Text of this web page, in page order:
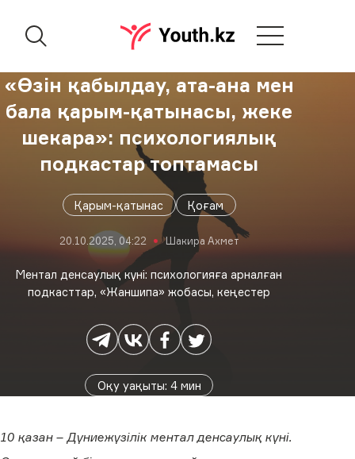
«Өзін қабылдау, ата-ана мен
бала қарым-қатынасы, жеке
шекара»: психологиялық
подкастар топтамасы
Қарым-қатынас Қоғам
20.10.2025, 04:22 Шакира Ахмет
Ментал денсаулық күні: психологияға арналған
подкасттар, «Жаншипа» жобасы, кеңестер
Оқу уақыты: 4мин
10 қазан – Дүниежүзілік ментал денсаулық күні.